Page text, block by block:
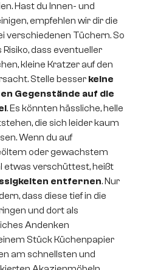
Hast du Innen- und
empfehlen wir dir die
verschiedenen Tüchern. So
dass eventueller
kleine Kratzer auf den
Stelle besser keine
Gegenstände auf die
. Es könnten hässliche, helle
die sich leider kaum
Wenn du auf
oder gewachstem
etwas verschüttest, heißt
entfernen. Nur
dass diese tief in die
und dort als
Andenken
Stück Küchenpapier
am schnellsten und